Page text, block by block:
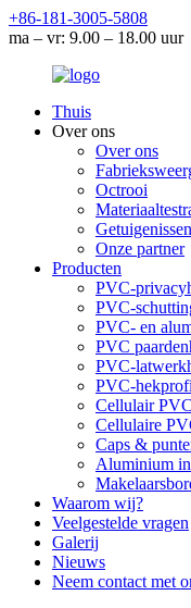
+86-181-3005-5808
ma – vr: 9.00 – 18.00 uur
Thuis
Over ons
Over ons
Octrooi
Getuigenissen
Onze partner
Producten
PVC-
PVC-
PVC- en
PVC
PVC-
PVC-
Cellulair
Cellulaire
Caps &
Aluminium
Waarom wij?
Veelgestelde vragen
Galerij
Nieuws
Neem contact met